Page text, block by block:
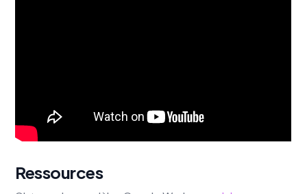
Ressources